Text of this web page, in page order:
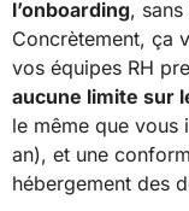
l’onboarding,
Concrètement, ça
vos équipes RH
aucune limite sur
le même que
an), et une
hébergement des